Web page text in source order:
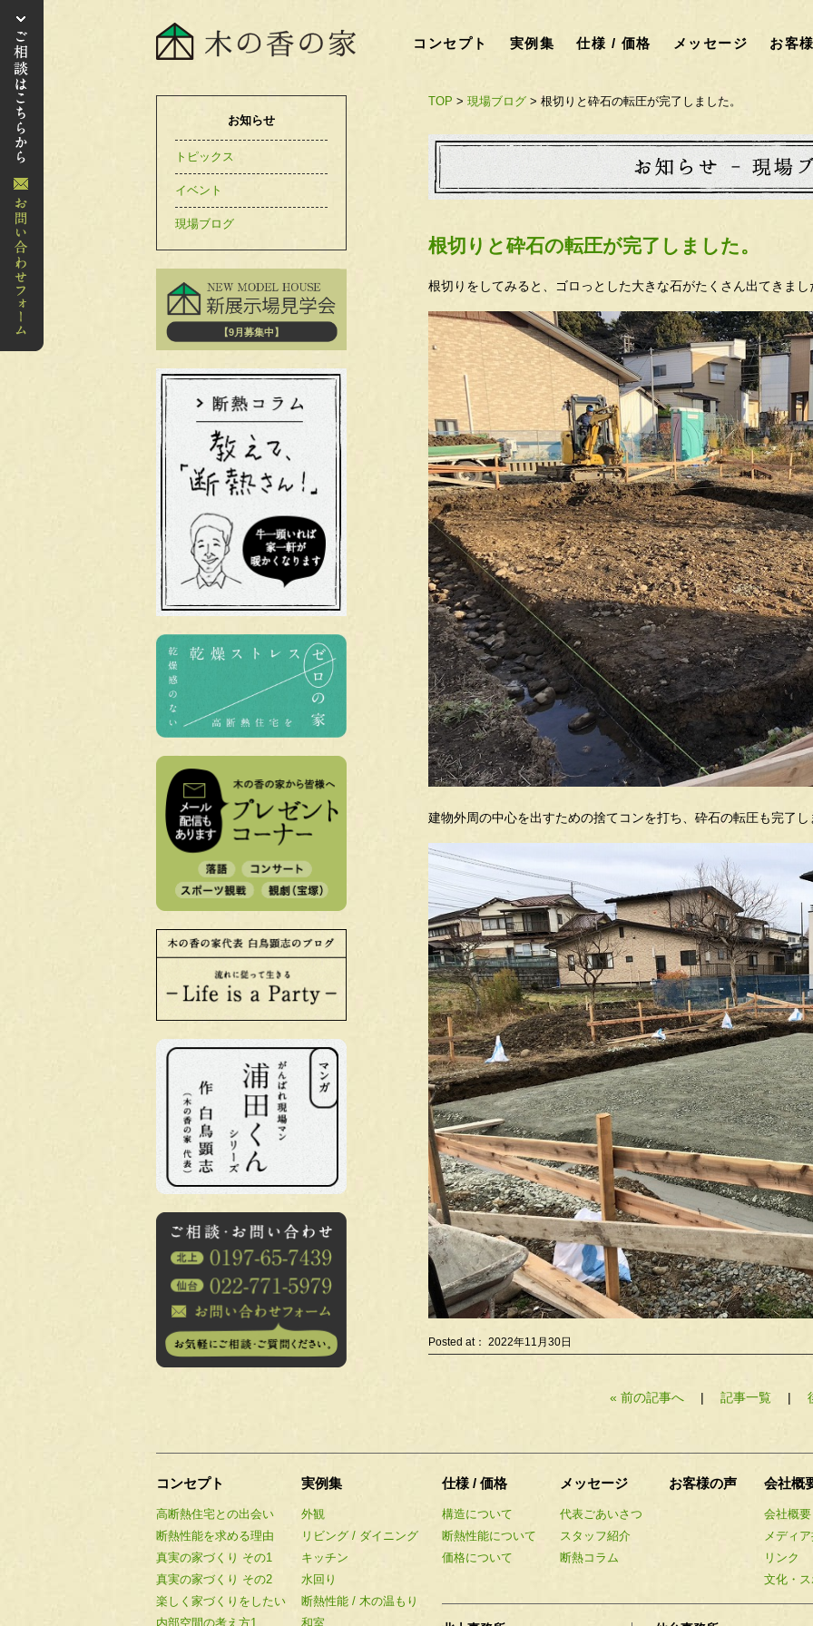
コンセプト 実例集 仕様 / 価格 メッセージ お客
TOP > 現場ブログ > 根切りと砕石の転圧が完了しました。
根切りと砕石の転圧が完了しました。
根切りをしてみると、ゴロっとした大きな石がたくさん出てきまし
建物外周の中心を出すための捨てコンを打ち、砕石の転圧も完了し
Posted at： 2022年11月30日
« 前の記事へ | 記事一覧 |
お知らせ
トピックス
イベント
現場ブログ
【9月募集中】
コンセプト
高断熱住宅との出会い
断熱性能を求める理由
真実の家づくり その1
真実の家づくり その2
楽しく家づくりをしたい
内部空間の考え方1
実例集
外観
リビング / ダイニング
キッチン
水回り
断熱性能 / 木の温もり
和室
仕様 / 価格
構造について
断熱性能について
価格について
メッセージ
代表ごあいさつ
スタッフ紹介
断熱コラム
お客様の声 会社概
会社概要
メディ
リンク
文化・